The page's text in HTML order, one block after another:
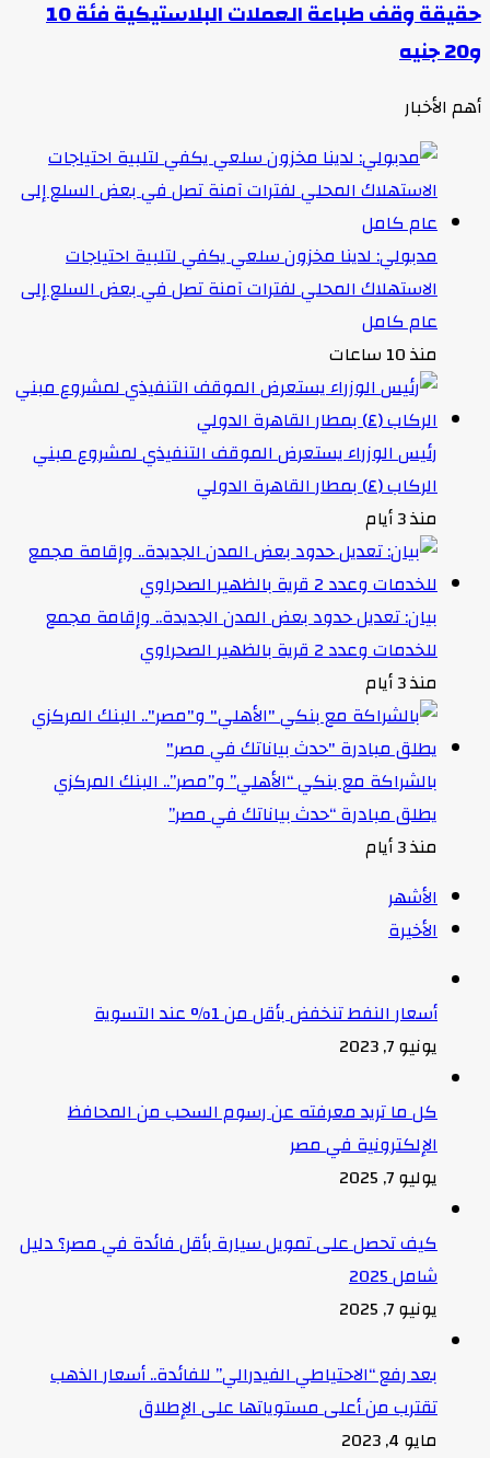
حقيقة وقف طباعة العملات البلاستيكية فئة 10
و20 جنيه
أهم الأخبار
مدبولي: لدينا مخزون سلعي يكفي لتلبية احتياجات
الاستهلاك المحلي لفترات آمنة تصل في بعض السلع إلى
عام كامل
منذ 10 ساعات
رئيس الوزراء يستعرض الموقف التنفيذي لمشروع مبني
الركاب (٤) بمطار القاهرة الدولي
منذ 3 أيام
بيان: تعديل حدود بعض المدن الجديدة.. وإقامة مجمع
للخدمات وعدد 2 قرية بالظهير الصحراوي
منذ 3 أيام
بالشراكة مع بنكي “الأهلي” و”مصر”.. البنك المركزي
يطلق مبادرة “حدث بياناتك في مصر”
منذ 3 أيام
الأشهر
الأخيرة
أسعار النفط تنخفض بأقل من 1% عند التسوية
يونيو 7, 2023
كل ما تريد معرفته عن رسوم السحب من المحافظ
الإلكترونية في مصر
يوليو 7, 2025
كيف تحصل على تمويل سيارة بأقل فائدة في مصر؟ دليل
شامل 2025
يونيو 7, 2025
بعد رفع “الاحتياطي الفيدرالي” للفائدة.. أسعار الذهب
تقترب من أعلى مستوياتها على الإطلاق
مايو 4, 2023